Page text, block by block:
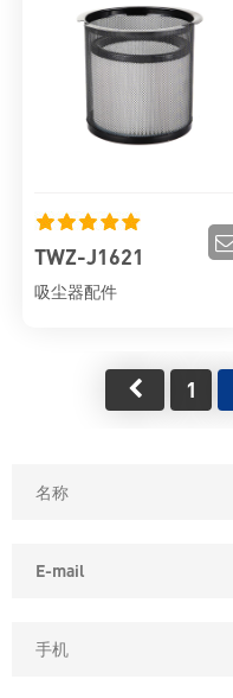
TWZ-J1621
吸尘器配件
1